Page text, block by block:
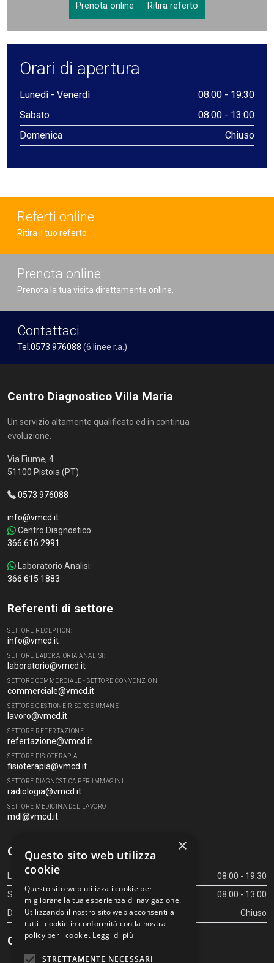
Prenota online Ritira referto
Orari di apertura
Lunedì - Venerdì
08:00 - 19:30
Sabato
08:00 - 13:00
Domenica
Chiuso
Referti online
Ritira il tuo referto
Prenota online
Prenota la tua visita direttamente online.
Contattaci
Tel.0573 976088 (6 linee r.a.)
Centro Diagnostico Villa Maria
Un servizio altamente qualificato ed in continua
evoluzione.
Via Fiume, 4
51100 Pistoia (PT)
0573 976088
info@vmcd.it
Centro Diagnostico:
366 616 2991
Laboratorio Analisi:
366 615 1883
Referenti di settore
SETTORE RECEPTION:
info@vmcd.it
SETTORE LABORATORIA ANALISI:
laboratorio@vmcd.it
SETTORE COMMERCIALE - SETTORE CONVENZIONI
commerciale@vmcd.it
SETTORE GESTIONE RISORSE UMANE
lavoro@vmcd.it
SETTORE REFERTAZIONE
refertazione@vmcd.it
SETTORE FISIOTERAPIA
fisioterapia@vmcd.it
SETTORE DIAGNOSTICA PER IMMAGINI
radiologia@vmcd.it
SETTORE MEDICINA DEL LAVORO
mdl@vmcd.it
Orari Centro Diagnostico
Lunedì - Venerdì
08:00 - 19:30
Sabato
08:00 - 13:00
Domenica
Chiuso
Orari Centro Diagnostico
×
Questo sito web utilizza
cookie
Questo sito web utilizza i cookie per
migliorare la tua esperienza di navigazione.
Utilizzando il nostro sito web acconsenti a
tutti i cookie in conformità con la nostra
policy per i cookie. Leggi di più
STRETTAMENTE NECESSARI